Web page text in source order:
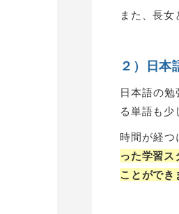
また、長女
２）日本
日本語の
る単語も少
時間が経つ
った学習
ことができ